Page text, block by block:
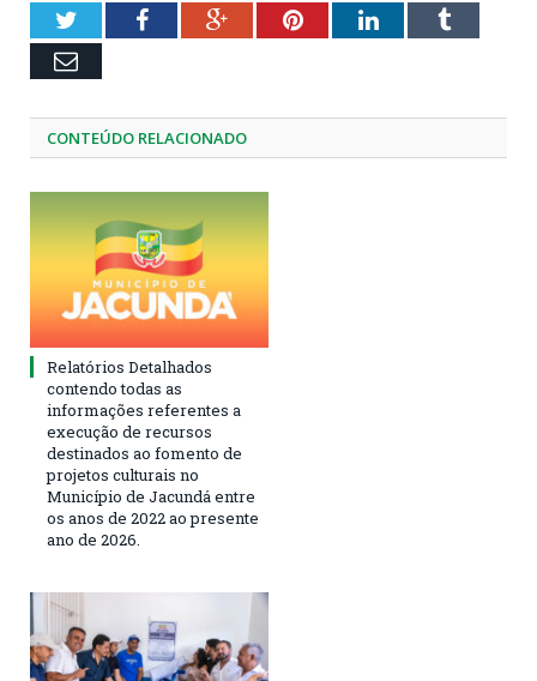
TwitterFacebookGoogle+PinterestLinkedInTumblr
Email
CONTEÚDO RELACIONADO
Relatórios Detalhados
contendo todas as
informações referentes a
execução de recursos
destinados ao fomento de
projetos culturais no
Município de Jacundá entre
os anos de 2022 ao presente
ano de 2026.